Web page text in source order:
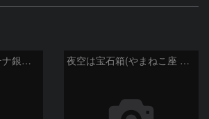
夜空は宝石箱(アンテナ銀河 NGC4038) Seestar50 夜空は宝石箱(やまねこ座 NGC2683) Seestar50